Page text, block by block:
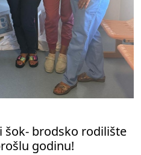
šok- brodsko rodilište
godinu!